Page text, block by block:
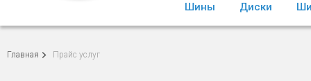
Шины Диски
Главная Прайс услуг